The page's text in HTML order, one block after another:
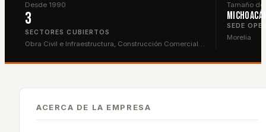
Desde 1990 Tamaño
3
SECTORES CUBIERTOS
Obra Civil e Infraestructura, Construcción Comercial…
SEDE
Morelia
ACERCA DE LA EMPRESA